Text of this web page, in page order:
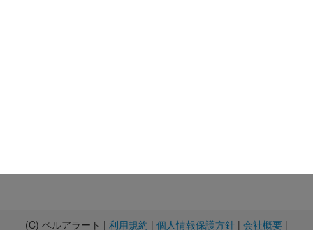
(C) ベルアラート | 利用規約 | 個人情報保護方針 | 会社概要 |